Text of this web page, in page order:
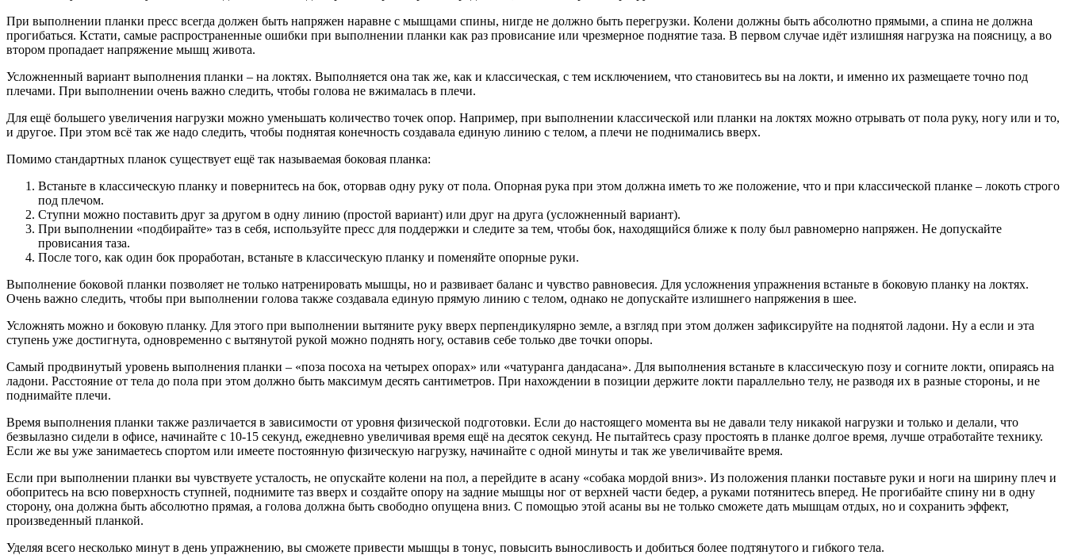
При выполнении планки пресс всегда должен быть напряжен наравне с мышцами спины, нигде не должно быть перегрузки. Колени должны быть абсолютно прямыми, а спина не должна
прогибаться. Кстати, самые распространенные ошибки при выполнении планки как раз провисание или чрезмерное поднятие таза. В первом случае идёт излишняя нагрузка на поясницу, а во
втором пропадает напряжение мышц живота.
Усложненный вариант выполнения планки – на локтях. Выполняется она так же, как и классическая, с тем исключением, что становитесь вы на локти, и именно их размещаете точно под
плечами. При выполнении очень важно следить, чтобы голова не вжималась в плечи.
Для ещё большего увеличения нагрузки можно уменьшать количество точек опор. Например, при выполнении классической или планки на локтях можно отрывать от пола руку, ногу или и то,
и другое. При этом всё так же надо следить, чтобы поднятая конечность создавала единую линию с телом, а плечи не поднимались вверх.
Помимо стандартных планок существует ещё так называемая боковая планка:
Встаньте в классическую планку и повернитесь на бок, оторвав одну руку от пола. Опорная рука при этом должна иметь то же положение, что и при классической планке – локоть строго
под плечом.
Ступни можно поставить друг за другом в одну линию (простой вариант) или друг на друга (усложненный вариант).
При выполнении «подбирайте» таз в себя, используйте пресс для поддержки и следите за тем, чтобы бок, находящийся ближе к полу был равномерно напряжен. Не допускайте
провисания таза.
После того, как один бок проработан, встаньте в классическую планку и поменяйте опорные руки.
Выполнение боковой планки позволяет не только натренировать мышцы, но и развивает баланс и чувство равновесия. Для усложнения упражнения встаньте в боковую планку на локтях.
Очень важно следить, чтобы при выполнении голова также создавала единую прямую линию с телом, однако не допускайте излишнего напряжения в шее.
Усложнять можно и боковую планку. Для этого при выполнении вытяните руку вверх перпендикулярно земле, а взгляд при этом должен зафиксируйте на поднятой ладони. Ну а если и эта
ступень уже достигнута, одновременно с вытянутой рукой можно поднять ногу, оставив себе только две точки опоры.
Самый продвинутый уровень выполнения планки – «поза посоха на четырех опорах» или «чатуранга дандасана». Для выполнения встаньте в классическую позу и согните локти, опираясь на
ладони. Расстояние от тела до пола при этом должно быть максимум десять сантиметров. При нахождении в позиции держите локти параллельно телу, не разводя их в разные стороны, и не
поднимайте плечи.
Время выполнения планки также различается в зависимости от уровня физической подготовки. Если до настоящего момента вы не давали телу никакой нагрузки и только и делали, что
безвылазно сидели в офисе, начинайте с 10-15 секунд, ежедневно увеличивая время ещё на десяток секунд. Не пытайтесь сразу простоять в планке долгое время, лучше отработайте технику.
Если же вы уже занимаетесь спортом или имеете постоянную физическую нагрузку, начинайте с одной минуты и так же увеличивайте время.
Если при выполнении планки вы чувствуете усталость, не опускайте колени на пол, а перейдите в асану «собака мордой вниз». Из положения планки поставьте руки и ноги на ширину плеч и
обопритесь на всю поверхность ступней, поднимите таз вверх и создайте опору на задние мышцы ног от верхней части бедер, а руками потянитесь вперед. Не прогибайте спину ни в одну
сторону, она должна быть абсолютно прямая, а голова должна быть свободно опущена вниз. С помощью этой асаны вы не только сможете дать мышцам отдых, но и сохранить эффект,
произведенный планкой.
Уделяя всего несколько минут в день упражнению, вы сможете привести мышцы в тонус, повысить выносливость и добиться более подтянутого и гибкого тела.